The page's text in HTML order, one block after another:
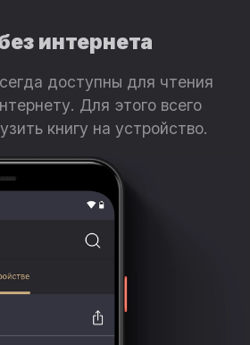
интернета
доступны для чтения
Для этого всего
книгу на устройство.